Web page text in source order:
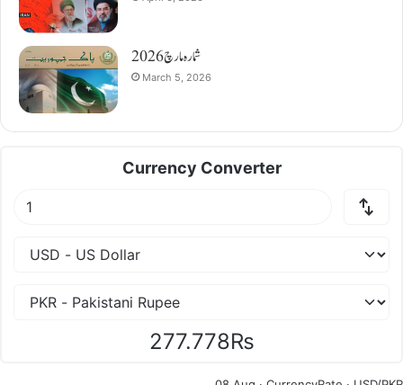
شمارہ مارچ 2026
March 5, 2026
Currency Converter
277.778₨